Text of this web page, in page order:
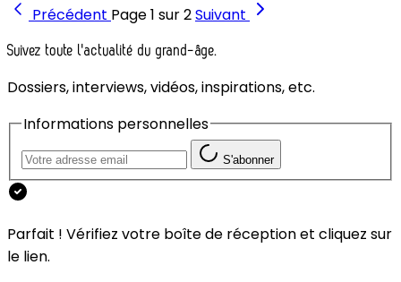
Précédent Page 1 sur 2Suivant
Suivez toute l'actualité du grand-âge.
Dossiers, interviews, vidéos, inspirations, etc.
Informations personnelles
S'abonner
Parfait ! Vérifiez votre boîte de réception et cliquez sur
le lien.